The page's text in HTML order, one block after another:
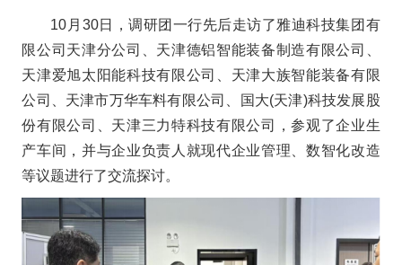
10月30日，调研团一行先后走访了雅迪科技集团有
限公司天津分公司、天津德铝智能装备制造有限公司、
天津爱旭太阳能科技有限公司、天津大族智能装备有限
公司、天津市万华车料有限公司、国大(天津)科技发展股
份有限公司、天津三力特科技有限公司，参观了企业生
产车间，并与企业负责人就现代企业管理、数智化改造
等议题进行了交流探讨。